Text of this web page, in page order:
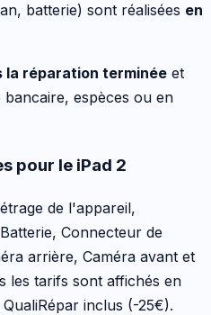
batterie) sont réalisées en
la réparation terminée et
espèces ou en
pour le iPad 2
de l'appareil,
Connecteur de
arrière, Caméra avant et
les tarifs sont affichés en
inclus (-25€).